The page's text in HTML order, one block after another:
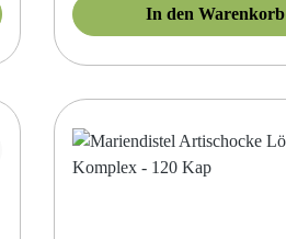
In den Warenkorb